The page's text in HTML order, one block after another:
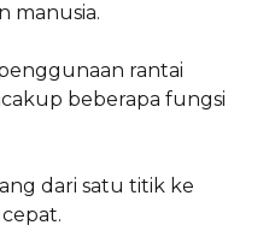
manusia.
rantai
beberapa fungsi
dari satu titik ke